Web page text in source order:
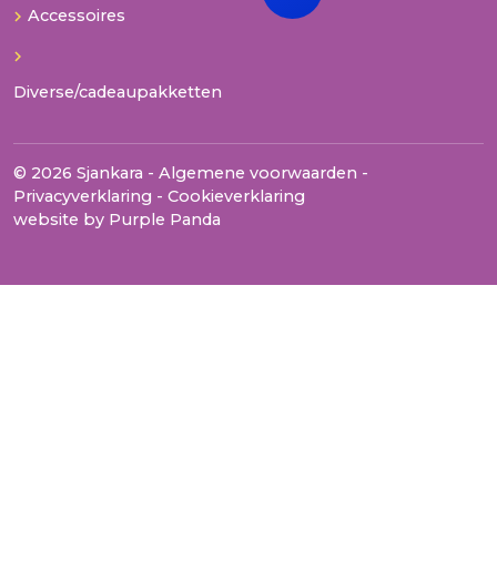
Accessoires
Diverse/cadeaupakketten
© 2026 Sjankara - Algemene voorwaarden -
Privacyverklaring - Cookieverklaring
website by Purple Panda